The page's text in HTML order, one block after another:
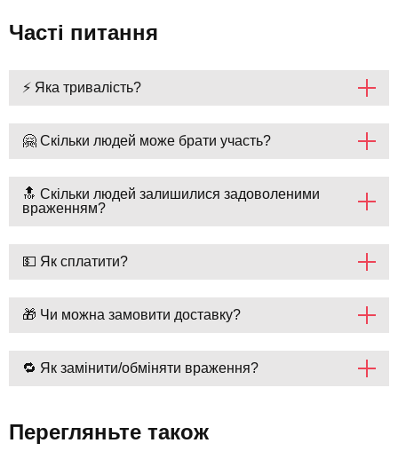
Часті питання
⚡ Яка тривалість?
🤗 Скільки людей може брати участь?
🔝 Скільки людей залишилися задоволеними
враженням?
💵 Як сплатити?
🎁 Чи можна замовити доставку?
🔁 Як замінити/обміняти враження?
Перегляньте також